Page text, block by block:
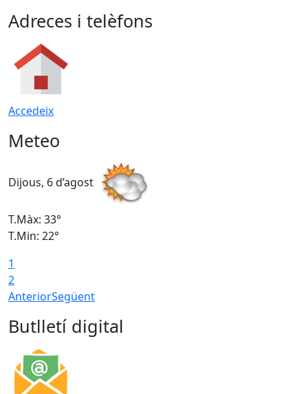
Adreces i telèfons
Accedeix
Meteo
Dijous, 6 d’agost
T.Màx: 33°
T.Min: 22°
1
2
AnteriorSegüent
Butlletí digital